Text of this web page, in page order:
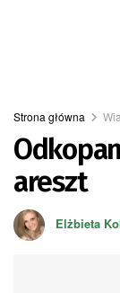
Strona główna
areszt
Elżbieta